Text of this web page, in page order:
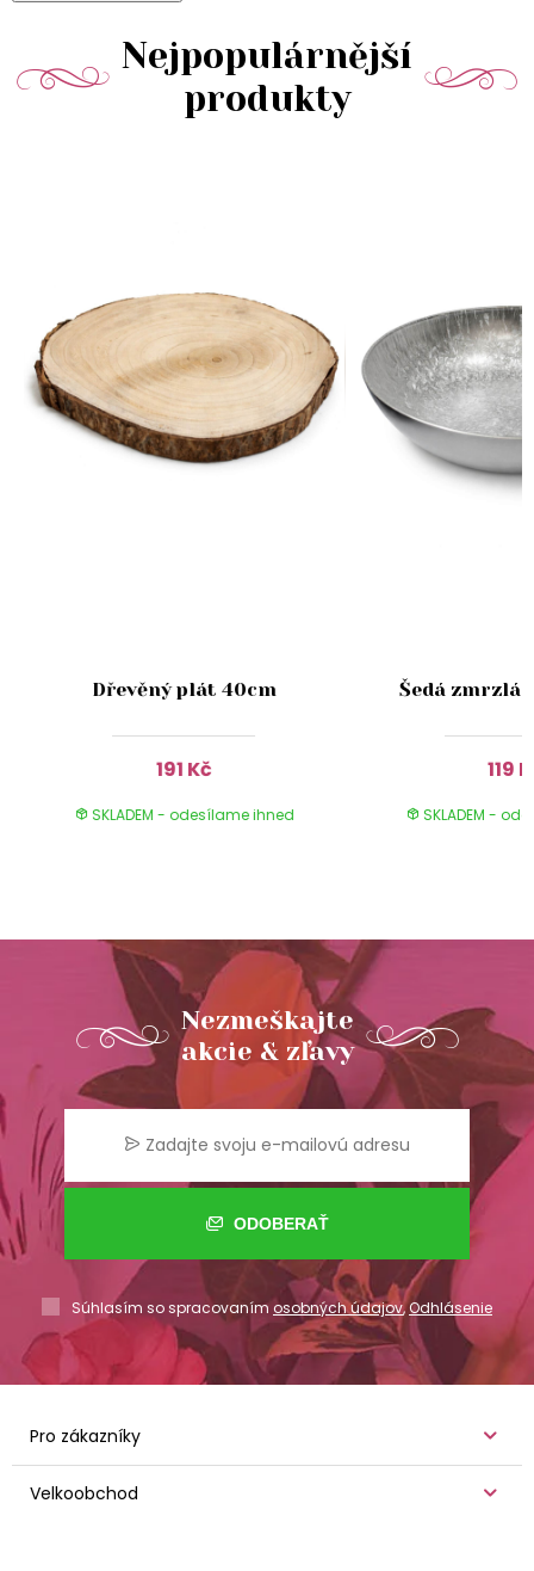
Nejpopulárnější
produkty
Dřevěný plát 40cm
191 Kč
SKLADEM - odesílame ihned
Šedá zmrzlá
119
SKLADEM -
Nezmeškajte
akcie & zľavy
ODOBERAŤ
Súhlasím so spracovaním osobných údajov,Odhlásenie
Pro zákazníky
Velkoobchod